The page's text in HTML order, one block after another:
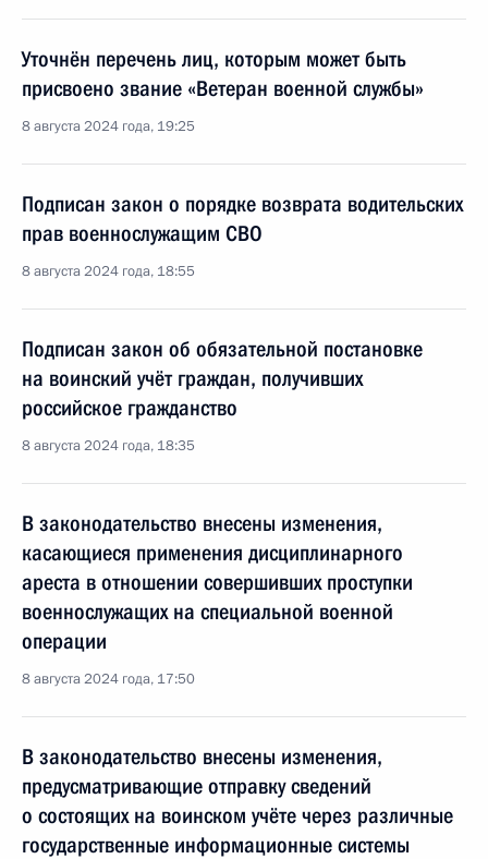
Уточнён перечень лиц, которым может быть
присвоено звание «Ветеран военной службы»
8 августа 2024 года, 19:25
Подписан закон о порядке возврата водительских
прав военнослужащим СВО
8 августа 2024 года, 18:55
Подписан закон об обязательной постановке
на воинский учёт граждан, получивших
российское гражданство
8 августа 2024 года, 18:35
В законодательство внесены изменения,
касающиеся применения дисциплинарного
ареста в отношении совершивших проступки
военнослужащих на специальной военной
операции
8 августа 2024 года, 17:50
В законодательство внесены изменения,
предусматривающие отправку сведений
о состоящих на воинском учёте через различные
государственные информационные системы